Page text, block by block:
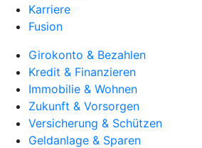
Karriere
Fusion
Girokonto & Bezahlen
Kredit & Finanzieren
Immobilie & Wohnen
Zukunft & Vorsorgen
Versicherung & Schützen
Geldanlage & Sparen